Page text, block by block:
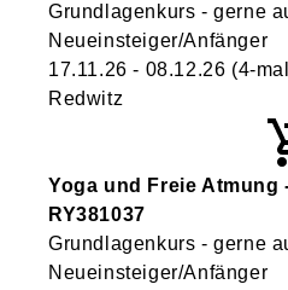
Grundlagenkurs - gerne
Neueinsteiger/Anfänger
17.11.26 - 08.12.26 (4-
Redwitz
Yoga und Freie Atmung
RY381037
Grundlagenkurs - gerne
Neueinsteiger/Anfänger